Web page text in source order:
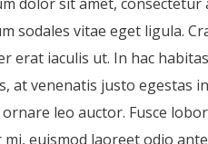
sodales vitae eget ligula.
erat iaculis ut. In hac
at venenatis justo egestas
leo auctor. Fusce
mi, euismod laoreet odio